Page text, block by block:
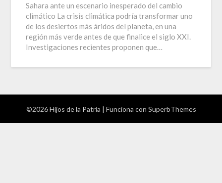
Sahara ante un escenario inesperado del cambio
climático La crisis climática podría transformar uno
de los desiertos más áridos del planeta, en una
región más verde antes de que finalice el siglo XXI.
Investigaciones recientes proponen que…
©2026 Hijos de la Patria | Funciona con SuperbThemes